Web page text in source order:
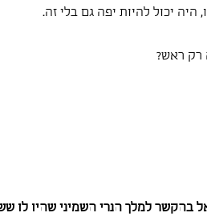
יכול להיות יפה גם בלי זה.
רק ראש?
בהקשר למלך הנרי השמיני שהיו לו